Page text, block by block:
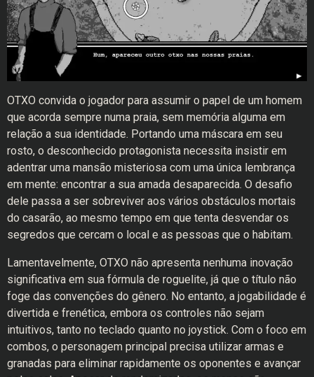
OTXO convida o jogador para assumir o papel de um homem
que acorda sempre numa praia, sem memória alguma em
relação a sua identidade. Portando uma máscara em seu
rosto, o desconhecido protagonista necessita insistir em
adentrar uma mansão misteriosa com uma única lembrança
em mente: encontrar a sua amada desaparecida. O desafio
dele passa a ser sobreviver aos vários obstáculos mortais
do casarão, ao mesmo tempo em que tenta desvendar os
segredos que cercam o local e as pessoas que o habitam.
Lamentavelmente, OTXO não apresenta nenhuma inovação
significativa em sua fórmula de roguelite, já que o título não
foge das convenções do gênero. No entanto, a jogabilidade é
divertida e frenética, embora os controles não sejam
intuitivos, tanto no teclado quanto no joystick. Com o foco em
combos, o personagem principal precisa utilizar armas e
granadas para eliminar rapidamente os oponentes e avançar